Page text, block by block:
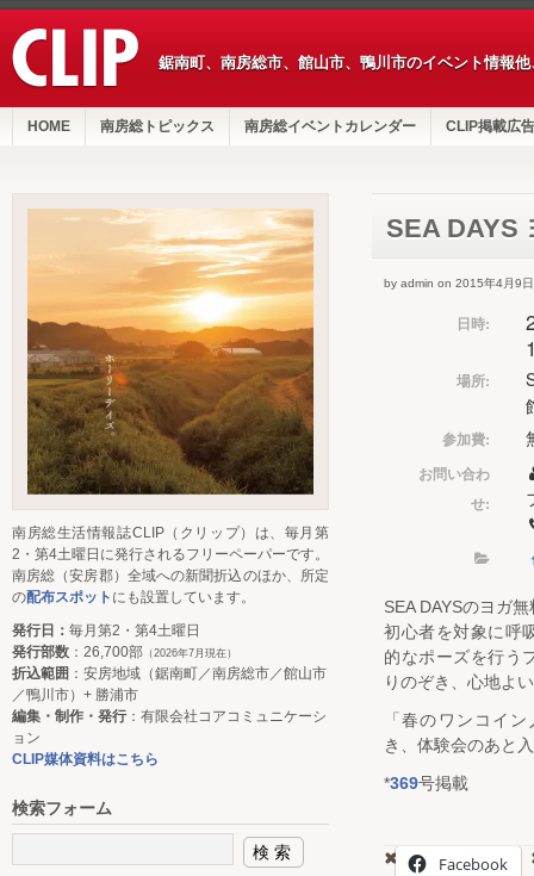
鋸南町、南房総市、館山市、鴨川市のイベント情報
HOME 南房総トピックス 南房総イベントカレンダー CLIP掲載広告
SEA DAYS
by admin on 2015年4月9日
日時:
場所:
参加費:
お問い合わ
せ:
SEA DAYSのヨガ
初心者を対象に呼
的なポーズを行う
りのぞき、心地よ
「春のワンコイ
き、体験会のあと
*369号掲載
Facebook
南房総生活情報誌CLIP（クリップ）は、毎月第
2・第4土曜日に発行されるフリーペーパーです。
南房総（安房郡）全域への新聞折込のほか、所定
の配布スポット にも設置しています。
発行日： 毎月第2・第4土曜日
発行部数 ：26,700部 （2026年7月現在）
折込範囲 ：安房地域（鋸南町／南房総市／館山市
／鴨川市）+ 勝浦市
編集・制作・発行：有限会社コアコミュニケーシ
ョン
CLIP媒体資料はこちら
検索フォーム